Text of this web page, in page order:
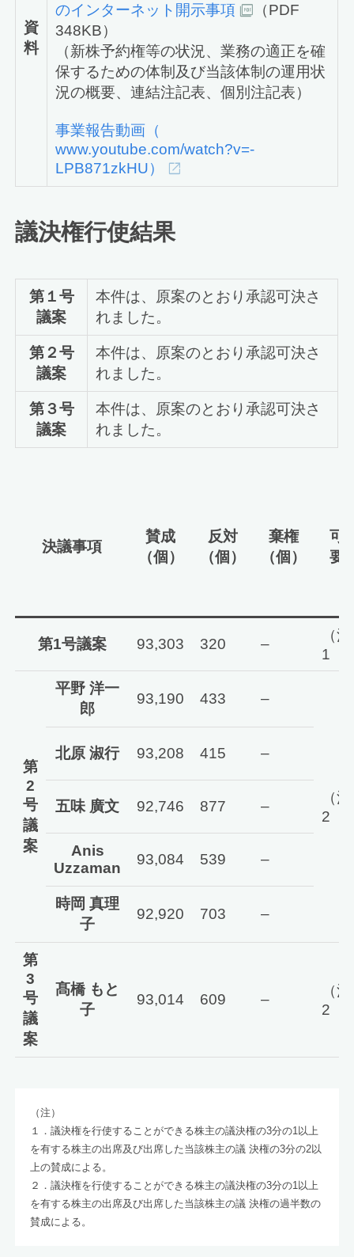
資
料
のインターネット開示事項
（PDF
348KB）
（新株予約権等の状況、業務の適正を確
保するための体制及び当該体制の運用状
況の概要、連結注記表、個別注記表）
事業報告動画（
www.youtube.com/watch?v=-
LPB871zkHU）
議決権行使結果
第１号
議案
本件は、原案のとおり承認可決さ
れました。
第２号
議案
本件は、原案のとおり承認可決さ
れました。
第３号
議案
本件は、原案のとおり承認可決さ
れました。
決議事項
賛成
（個）
反対
（個）
棄権
（個）
可
要
第1号議案 93,303 320 –
（
1
第
2
号
議
案
平野 洋一
郎
93,190 433 –
（
2
北原 淑行 93,208 415 –
五味 廣文 92,746 877 –
Anis
Uzzaman
93,084 539 –
時岡 真理
子
92,920 703 –
第
3
号
議
案
髙橋 もと
子
93,014 609 –
（
2
（注）
１．議決権を行使することができる株主の議決権の3分の1以上
を有する株主の出席及び出席した当該株主の議 決権の3分の2以
上の賛成による。
２．議決権を行使することができる株主の議決権の3分の1以上
を有する株主の出席及び出席した当該株主の議 決権の過半数の
賛成による。